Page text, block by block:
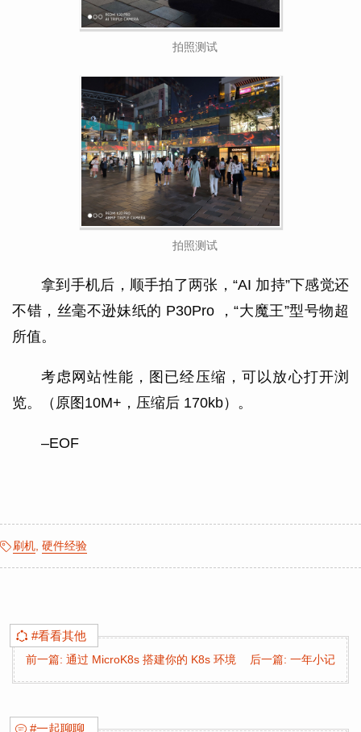
拍照测试
拍照测试
拿到手机后，顺手拍了两张，“AI 加持”下感觉还
不错，丝毫不逊妹纸的 P30Pro ，“大魔王”型号物超
所值。
考虑网站性能，图已经压缩，可以放心打开浏
览。（原图10M+，压缩后 170kb）。
–EOF
刷机 硬件经验
#看看其他
前一篇: 通过 MicroK8s 搭建你的 K8s 环境 后一篇: 一年小记
#一起聊聊